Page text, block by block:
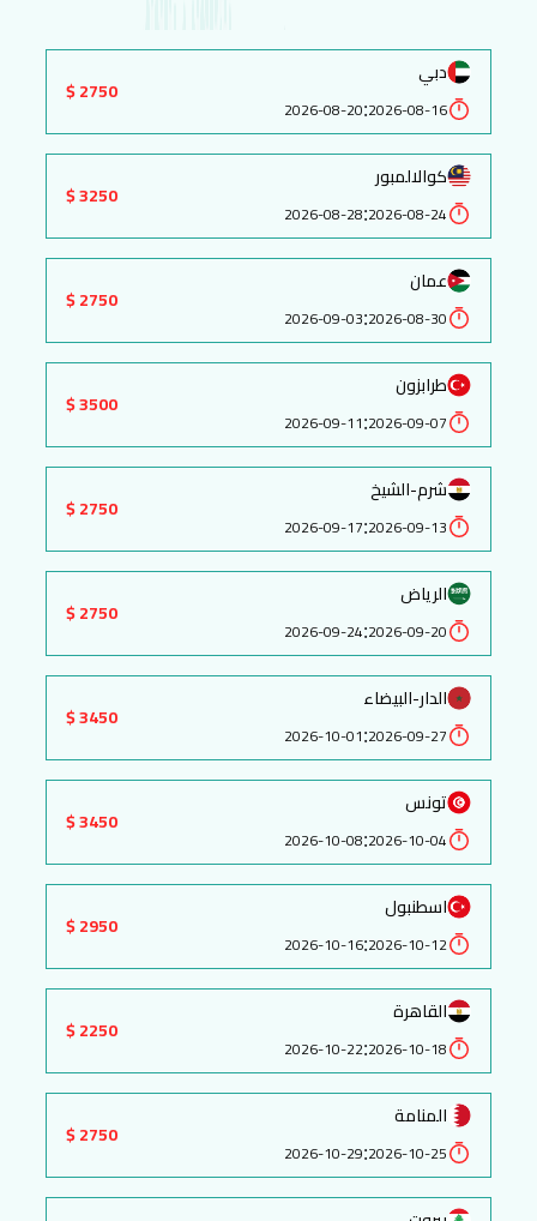
دبي
2026-08-16
:
2026-08-20
2750 $
كوالالمبور
2026-08-24
:
2026-08-28
3250 $
عمان
2026-08-30
:
2026-09-03
2750 $
طرابزون
2026-09-07
:
2026-09-11
3500 $
شرم-الشيخ
2026-09-13
:
2026-09-17
2750 $
الرياض
2026-09-20
:
2026-09-24
2750 $
الدار-البيضاء
2026-09-27
:
2026-10-01
3450 $
تونس
2026-10-04
:
2026-10-08
3450 $
اسطنبول
2026-10-12
:
2026-10-16
2950 $
القاهرة
2026-10-18
:
2026-10-22
2250 $
المنامة
2026-10-25
:
2026-10-29
2750 $